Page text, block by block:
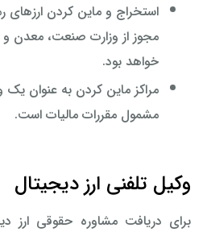
استخراج و ماین کردن ارزهای
مجوز از وزارت صنعت، معدن و
خواهد بود.
مراکز ماین کردن به عنوان
مشمول مقررات مالیات است.
وکیل تلفنی ارز دیجیتال
برای دریافت مشاوره حقوقی ارز